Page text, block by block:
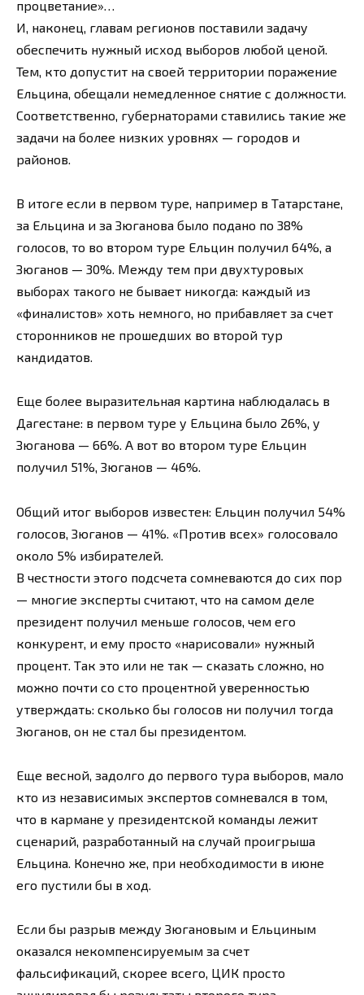
процветание»…
И, наконец, главам регионов поставили задачу
обеспечить нужный исход выборов любой ценой.
Тем, кто допустит на своей территории поражение
Ельцина, обещали немедленное снятие с должности.
Соответственно, губернаторами ставились такие же
задачи на более низких уровнях — городов и
районов.
В итоге если в первом туре, например в Татарстане,
за Ельцина и за Зюганова было подано по 38%
голосов, то во втором туре Ельцин получил 64%, а
Зюганов — 30%. Между тем при двухтуровых
выборах такого не бывает никогда: каждый из
«финалистов» хоть немного, но прибавляет за счет
сторонников не прошедших во второй тур
кандидатов.
Еще более выразительная картина наблюдалась в
Дагестане: в первом туре у Ельцина было 26%, у
Зюганова — 66%. А вот во втором туре Ельцин
получил 51%, Зюганов — 46%.
Общий итог выборов известен: Ельцин получил 54%
голосов, Зюганов — 41%. «Против всех» голосовало
около 5% избирателей.
В честности этого подсчета сомневаются до сих пор
— многие эксперты считают, что на самом деле
президент получил меньше голосов, чем его
конкурент, и ему просто «нарисовали» нужный
процент. Так это или не так — сказать сложно, но
можно почти со сто процентной уверенностью
утверждать: сколько бы голосов ни получил тогда
Зюганов, он не стал бы президентом.
Еще весной, задолго до первого тура выборов, мало
кто из независимых экспертов сомневался в том,
что в кармане у президентской команды лежит
сценарий, разработанный на случай проигрыша
Ельцина. Конечно же, при необходимости в июне
его пустили бы в ход.
Если бы разрыв между Зюгановым и Ельциным
оказался некомпенсируемым за счет
фальсификаций, скорее всего, ЦИК просто